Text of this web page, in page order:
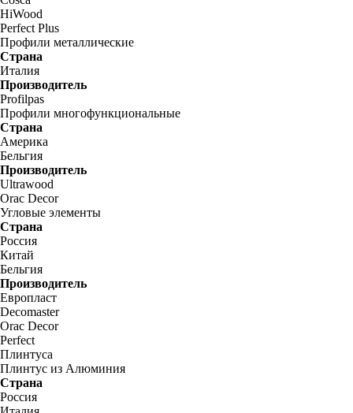
HiWood
Perfect Plus
Профили металлические
Страна
Италия
Производитель
Profilpas
Профили многофункциональные
Страна
Америка
Бельгия
Производитель
Ultrawood
Orac Decor
Угловые элементы
Страна
Россия
Китай
Бельгия
Производитель
Европласт
Decomaster
Orac Decor
Perfect
Плинтуса
Плинтус из Алюминия
Страна
Россия